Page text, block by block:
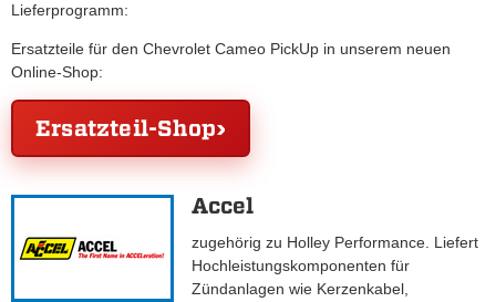
Lieferprogramm:
Ersatzteile für den Chevrolet Cameo PickUp in unserem neuen
Online-Shop:
Ersatzteil-Shop
Accel
zugehörig zu Holley Performance. Liefert
Hochleistungskomponenten für
Zündanlagen wie Kerzenkabel,